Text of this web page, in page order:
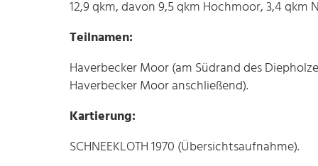
12,9 qkm, davon 9,5 qkm Hochmoor, 3,4 qkm
Teilnamen:
Haverbecker Moor (am Südrand des
Haverbecker Moor anschließend).
Kartierung:
SCHNEEKLOTH 1970 (Übersichtsaufnahme).